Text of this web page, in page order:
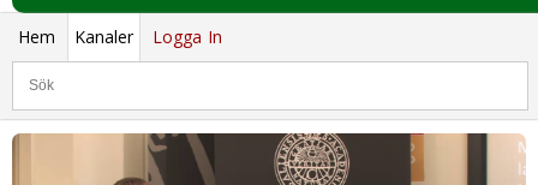
Hem Kanaler Logga In